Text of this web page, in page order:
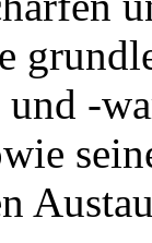
und -